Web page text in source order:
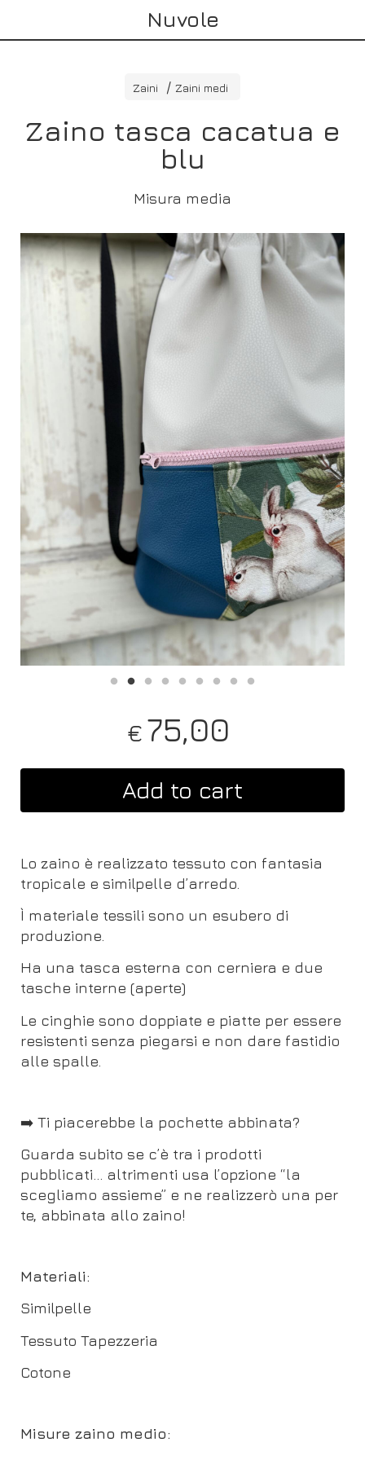
Nuvole
Zaini Zaini medi
Zaino tasca cacatua e
blu
Misura media
€ 75,00
Add to cart
Lo zaino è realizzato tessuto con fantasia
tropicale e similpelle d’arredo.
Ì materiale tessili sono un esubero di
produzione.
Ha una tasca esterna con cerniera e due
tasche interne (aperte)
Le cinghie sono doppiate e piatte per essere
resistenti senza piegarsi e non dare fastidio
alle spalle.
➡️ Ti piacerebbe la pochette abbinata?
Guarda subito se c’è tra i prodotti
pubblicati… altrimenti usa l’opzione “la
scegliamo assieme” e ne realizzerò una per
te, abbinata allo zaino!
Materiali:
Similpelle
Tessuto Tapezzeria
Cotone
Misure zaino medio: